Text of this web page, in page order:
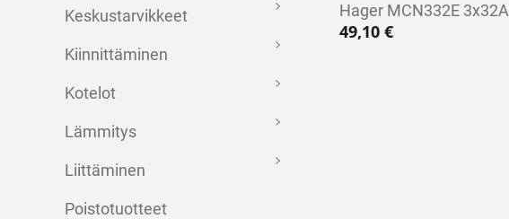
Keskustarvikkeet
Kiinnittäminen
Kotelot
Lämmitys
Liittäminen
Poistotuotteet
Hager MCN332E 3x32A
49,10 €